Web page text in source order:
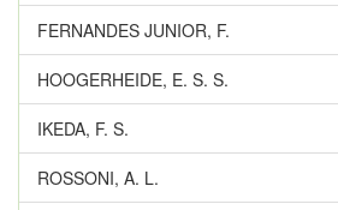
FERNANDES JUNIOR, F.
HOOGERHEIDE, E. S. S.
IKEDA, F. S.
ROSSONI, A. L.